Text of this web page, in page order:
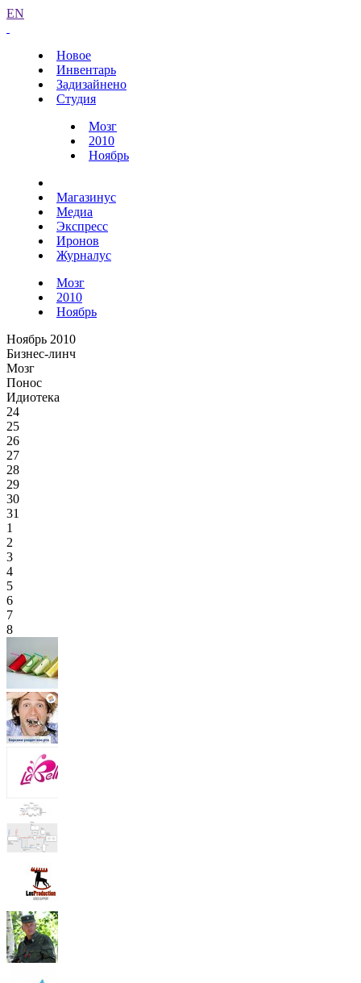
EN
Новое
Инвентарь
Задизайнено
Студия
Мозг
2010
Ноябрь
Магазинус
Медиа
Экспресс
Иронов
Журналус
Мозг
2010
Ноябрь
Ноябрь 2010
Бизнес-линч
Мозг
Понос
Идиотека
24
25
26
27
28
29
30
31
1
2
3
4
5
6
7
8